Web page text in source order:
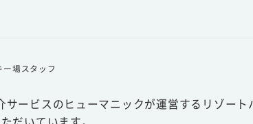
場スタッフ
ービスのヒューマニックが運営するリゾー